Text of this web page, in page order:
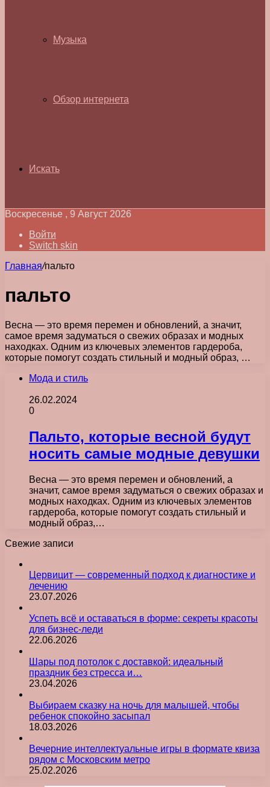
Музыка
Обзор интернета
Искать
Воскресенье , 9 Август 2026
Войти
Switch skin
Главная/пальто
пальто
Весна — это время перемен и обновлений, а значит,
самое время задуматься о свежих образах и модных
находках. Одним из ключевых элементов гардероба,
которые помогут создать стильный и модный образ, …
Мода и стиль
26.02.2024
0
Пальто, которые весной будут
носить самые модные девушки
Весна — это время перемен и обновлений, а
значит, самое время задуматься о свежих образах и
модных находках. Одним из ключевых элементов
гардероба, которые помогут создать стильный и
модный образ,…
Свежие записи
Цервицит — современный подход к диагностике и
лечению
23.07.2026
Успеть всё и оставаться в форме: секреты красоты
для бизнес-леди
22.06.2026
Шары под потолок с доставкой: идеальный
праздник без стресса и…
23.04.2026
Выбираем сказку на ночь для малышей, чтобы
ребенок спокойно засыпал
18.03.2026
Вечерние интеллектуальные игры в формате квиза
рядом с Московским метро
25.02.2026